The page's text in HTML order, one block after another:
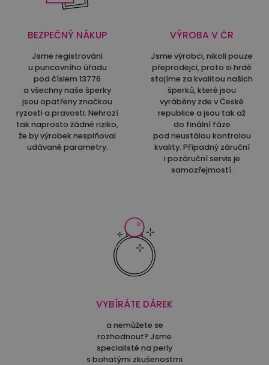
BEZPEČNÝ NÁKUP
Jsme registrováni
u puncovního úřadu
pod číslem 13776
a všechny naše šperky
jsou opatřeny značkou
ryzosti a pravosti. Nehrozí
tak naprosto žádné riziko,
že by výrobek nesplňoval
udávané parametry.
VÝROBA V ČR
Jsme výrobci, nikoli pouze
přeprodejci, proto si hrdě
stojíme za kvalitou našich
šperků, které jsou
vyráběny zde v České
republice a jsou tak až
do finální fáze
pod neustálou kontrolou
kvality. Případný záruční
i pozáruční servis je
samozřejmostí.
VYBÍRÁTE DÁREK
a nemůžete se
rozhodnout? Jsme
specialisté na perly
s bohatými zkušenostmi